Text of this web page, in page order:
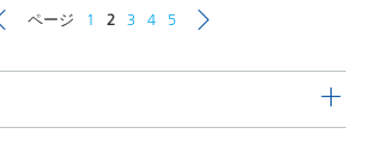
ページ 1 2 3 4 5